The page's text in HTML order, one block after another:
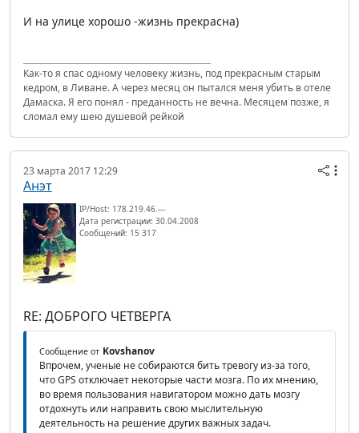
И на улице хорошо -жизнь прекрасна)
Как-то я спас одному человеку жизнь, под прекрасным старым
кедром, в Ливане. А через месяц он пытался меня убить в отеле
Дамаска. Я его понял - преданность не вечна. Месяцем позже, я
сломал ему шею душевой рейкой
23 марта 2017 12:29
Анэт
IP/Host: 178.219.46.---
Дата регистрации: 30.04.2008
Сообщений: 15 317
RE: ДОБРОГО ЧЕТВЕРГА
Сообщение от Kovshanov
Впрочем, ученые не собираются бить тревогу из-за того,
что GPS отключает некоторые части мозга. По их мнению,
во время пользования навигатором можно дать мозгу
отдохнуть или направить свою мыслительную
деятельность на решение других важных задач.